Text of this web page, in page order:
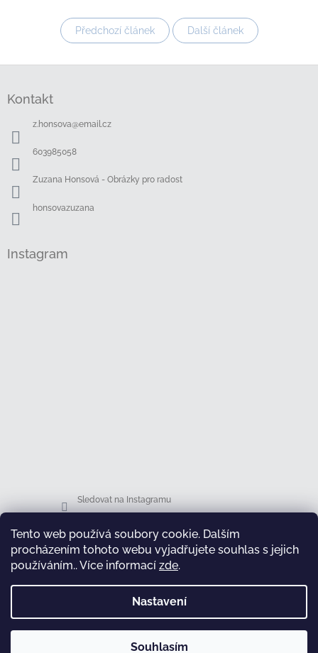
Tento web používá soubory cookie. Dalším
procházením tohoto webu vyjadřujete souhlas s jejich
používáním.. Více informací zde.
Nastavení
Souhlasím
Předchozí článek Další článek
Kontakt
z.honsova@email.cz
603985058
Zuzana Honsová - Obrázky pro radost
honsovazuzana
Instagram
Sledovat na Instagramu
Facebook
test
Copyright 2026Honsová shop